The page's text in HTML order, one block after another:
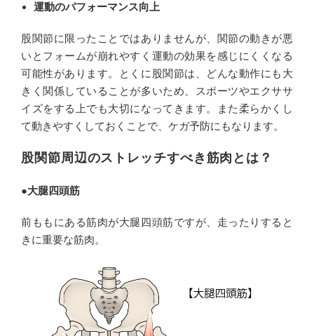
運動のパフォーマンス向上
股関節に限ったことではありませんが、関節の動きが悪
いとフォームが崩れやすく運動の効果を感じにくくなる
可能性があります。とくに股関節は、どんな動作にも大
きく関係していることが多いため、スポーツやエクササ
イズをする上でも大切になってきます。また柔らかくし
て動きやすくしておくことで、ケガ予防にもなります。
股関節周辺のストレッチすべき筋肉とは？
●大腿四頭筋
前ももにある筋肉が大腿四頭筋ですが、走ったりすると
きに重要な筋肉。